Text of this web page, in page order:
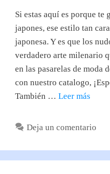
Si estas aquí es porque te
japones, ese estilo tan
japonesa. Y es que los
verdadero arte milenario
en las pasarelas de moda
con nuestro catalogo,
También … Leer más
Deja un comentario